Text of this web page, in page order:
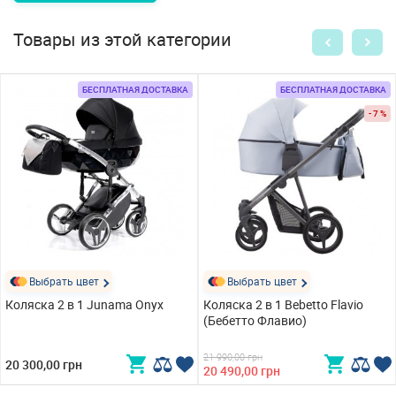
Товары из этой категории
БЕСПЛАТНАЯ ДОСТАВКА
Выбрать цвет
Коляска 2 в 1 Junama Onyx
20 300,00 грн
БЕСПЛАТНАЯ ДОСТАВКА
- 7 %
Выбрать цвет
Коляска 2 в 1 Bebetto Flavio
(Бебетто Флавио)
21 990,00 грн
20 490,00 грн